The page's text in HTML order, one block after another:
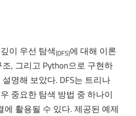
이 우선 탐색(DFS)에 대해 이론
, 그리고 Python으로 구현하
명해 보았다. DFS는 트리나
중요한 탐색 방법 중 하나이
에 활용될 수 있다. 제공된 예제